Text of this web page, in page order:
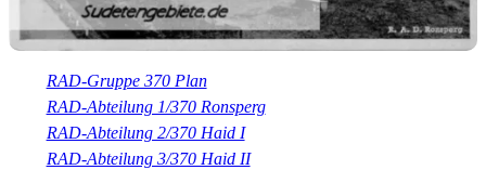
RAD-Gruppe 370 Plan
RAD-Abteilung 1/370 Ronsperg
RAD-Abteilung 2/370 Haid I
RAD-Abteilung 3/370 Haid II